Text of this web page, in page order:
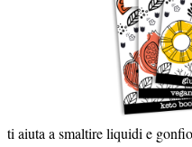
ti aiuta a smaltire liquidi e